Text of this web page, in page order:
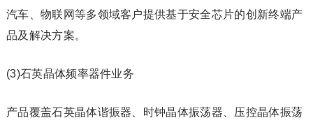
汽车、物联网等多领域客户提供基于安全芯片的创新终端产
品及解决方案。
(3)石英晶体频率器件业务
产品覆盖石英晶体谐振器、时钟晶体振荡器、压控晶体振荡